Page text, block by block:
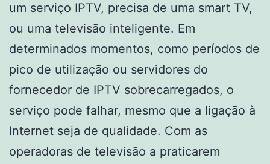
um serviço IPTV, precisa de uma smart TV,
ou uma televisão inteligente. Em
determinados momentos, como períodos de
pico de utilização ou servidores do
fornecedor de IPTV sobrecarregados, o
serviço pode falhar, mesmo que a ligação à
Internet seja de qualidade. Com as
operadoras de televisão a praticarem